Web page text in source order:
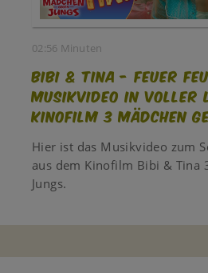
02:56 Minuten
Bibi & Tina - FEUER
Musikvideo in voller
Kinofilm 3 MÄDCHEN
Hier ist das Musikvideo zum
aus dem Kinofilm Bibi & Tina
Jungs.